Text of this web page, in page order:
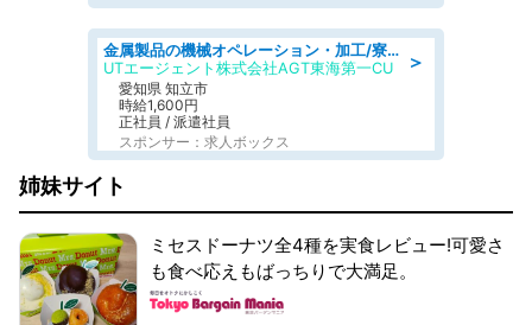
＞
金属製品の機械オペレーション・加工/寮完備/日払い/工場・製造
UTエージェント株式会社AGT東海第一CU
愛知県 知立市
時給1,600円
正社員 / 派遣社員
スポンサー：求人ボックス
姉妹サイト
ミセスドーナツ全4種を実食レビュー!可愛さ
も食べ応えもばっちりで大満足。